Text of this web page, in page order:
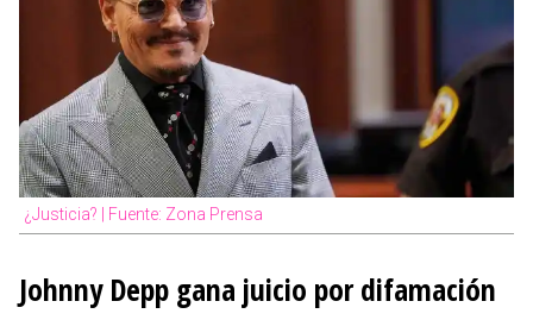
¿Justicia? | Fuente: Zona Prensa
Johnny Depp gana juicio por difamación